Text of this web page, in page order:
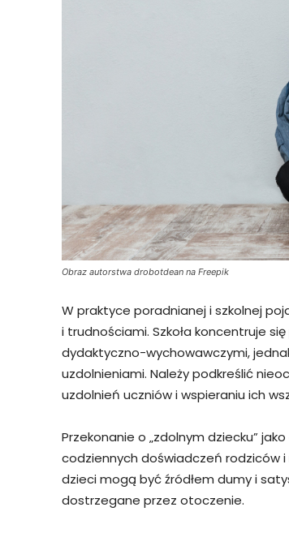
Obraz autorstwa drobotdean na Freepik
W praktyce poradnianej i szkolnej
i trudnościami. Szkoła koncentruje
dydaktyczno-wychowawczymi,
uzdolnieniami. Należy podkreślić
uzdolnień uczniów i wspieraniu ich
Przekonanie o „zdolnym dziecku”
codziennych doświadczeń rodziców
dzieci mogą być źródłem dumy i
dostrzegane przez otoczenie.